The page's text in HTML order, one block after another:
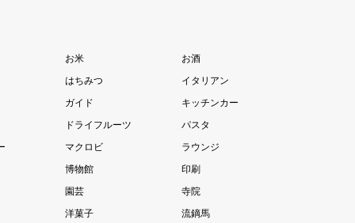
お米
お酒
はちみつ
イタリアン
ガイド
キッチンカー
ドライフルーツ
パスタ
マクロビ
ラウンジ
博物館
印刷
園芸
寺院
洋菓子
流鏑馬